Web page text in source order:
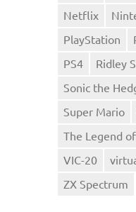
Netflix
PlayStation
PS4
Ridley
Sonic the
Super Mario
The Legend
VIC-20
ZX Spectrum